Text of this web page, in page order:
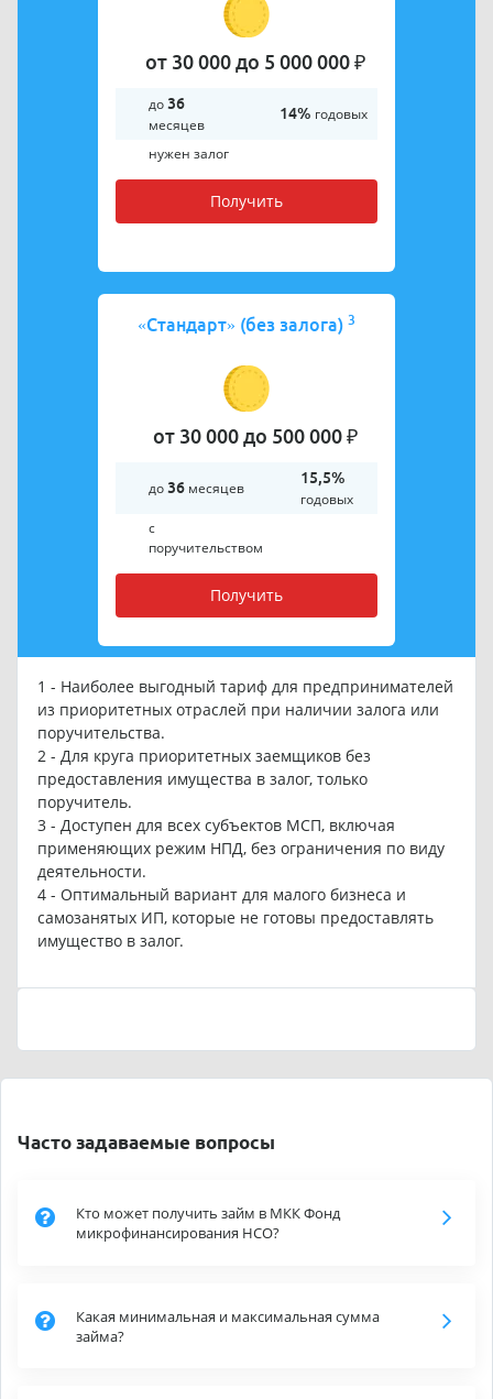
от 30 000 до 5 000 000 ₽
до36
месяцев
14% годовых
нужен залог
Получить
«Стандарт» (без залога) 3
от 30 000 до 500 000 ₽
до36 месяцев
15,5%
годовых
с
поручительством
Получить
1 - Наиболее выгодный тариф для предпринимателей
из приоритетных отраслей при наличии залога или
поручительства.
2 - Для круга приоритетных заемщиков без
предоставления имущества в залог, только
поручитель.
3 - Доступен для всех субъектов МСП, включая
применяющих режим НПД, без ограничения по виду
деятельности.
4 - Оптимальный вариант для малого бизнеса и
самозанятых ИП, которые не готовы предоставлять
имущество в залог.
Часто задаваемые вопросы
Кто может получить займ в МКК Фонд
микрофинансирования НСО?
Какая минимальная и максимальная сумма
займа?